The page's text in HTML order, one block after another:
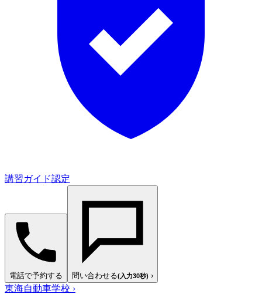
講習ガイド認定
電話で予約する 問い合わせる(入力30秒) ›
東海自動車学校 ›